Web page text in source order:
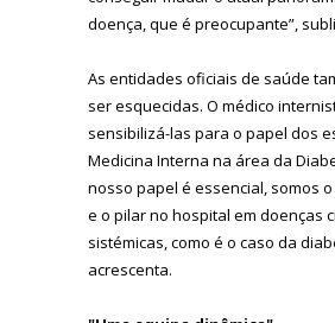
doença, que é preocupante”,
As entidades oficiais de saúde
ser esquecidas. O médico
sensibilizá-las para o papel dos
Medicina Interna na área da
nosso papel é essencial, somos o
e o pilar no hospital em doenças
sistémicas, como é o caso da
acrescenta.